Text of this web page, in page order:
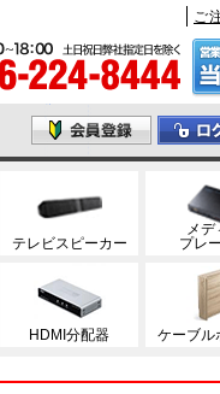
ご
テレビスピーカー
メデ
プレ
HDMI分配器 ケーブル